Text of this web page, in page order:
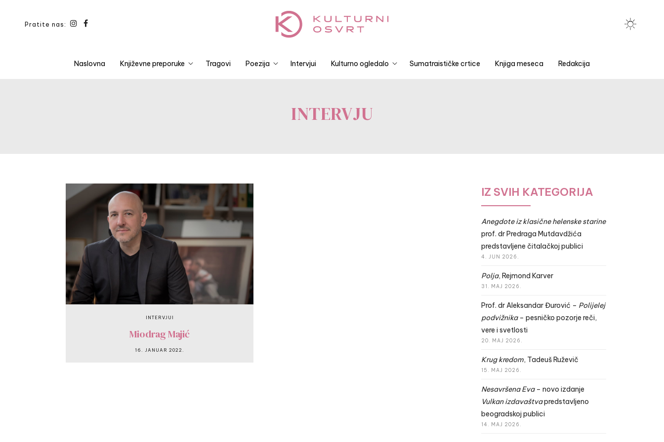
Pratite nas:
Naslovna Književne preporuke Tragovi Poezija Intervjui Kulturno ogledalo Sumatraističke crtice Knjiga meseca Redakcija
INTERVJU
INTERVJUI
Miodrag Majić
16. JANUAR 2022.
IZ SVIH KATEGORIJA
Anegdote iz klasične helenske starine
prof. dr Predraga Mutdavdžića
predstavljene čitalačkoj publici
4. JUN 2026.
Polja, Rejmond Karver
31. MAJ 2026.
Prof. dr Aleksandar Đurović – Polijelej
podvižnika– pesničko pozorje reči,
vere i svetlosti
20. MAJ 2026.
Krug kredom, Tadeuš Ruževič
15. MAJ 2026.
Nesavršena Eva– novo izdanje
Vulkan izdavaštvapredstavljeno
beogradskoj publici
14. MAJ 2026.